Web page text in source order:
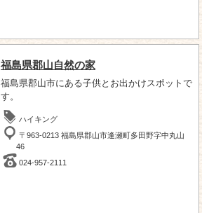
福島県郡山自然の家
福島県郡山市にある子供とお出かけスポットで
す。
ハイキング
〒963-0213 福島県郡山市逢瀬町多田野字中丸山
46
024-957-2111